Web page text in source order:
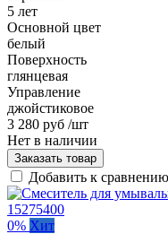
5 лет
Основной цвет
белый
Поверхность
глянцевая
Управление
джойстиковое
3 280 руб /шт
Нет в наличии
Заказать товар
Добавить к сравнению
0% Хит